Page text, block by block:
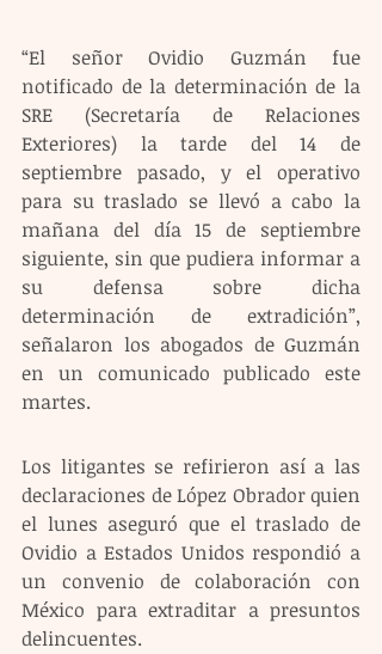
“El señor Ovidio Guzmán fue
notificado de la determinación de la
SRE (Secretaría de Relaciones
Exteriores) la tarde del 14 de
septiembre pasado, y el operativo
para su traslado se llevó a cabo la
mañana del día 15 de septiembre
siguiente, sin que pudiera informar a
su defensa sobre dicha
determinación de extradición”,
señalaron los abogados de Guzmán
en un comunicado publicado este
martes.
Los litigantes se refirieron así a las
declaraciones de López Obrador quien
el lunes aseguró que el traslado de
Ovidio a Estados Unidos respondió a
un convenio de colaboración con
México para extraditar a presuntos
delincuentes.